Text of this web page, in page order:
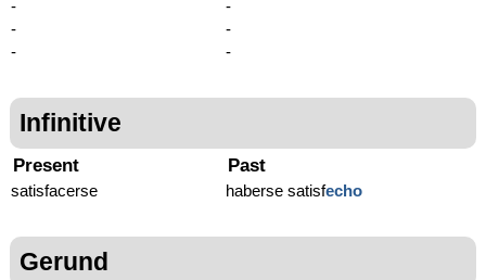
-
-
-
-
-
-
Infinitive
Present
satisfacerse
Past
haberse satisfecho
Gerund